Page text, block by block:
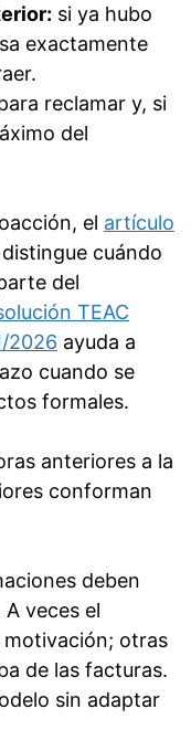
si ya hubo
exactamente
reclamar y, si
del
el artículo
cuándo
del
TEAC
2026 ayuda a
cuando se
formales.
anteriores a la
conforman
deben
veces el
otras
de las facturas.
sin adaptar